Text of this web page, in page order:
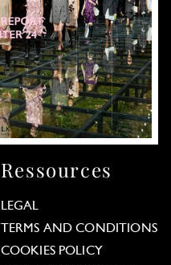
Ressources
LEGAL
TERMS AND CONDITIONS
COOKIES POLICY